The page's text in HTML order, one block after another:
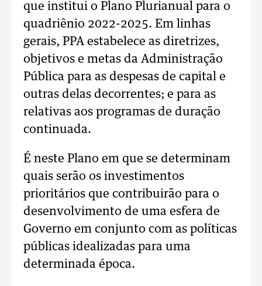
que institui o Plano Plurianual para o
quadriênio 2022-2025. Em linhas
gerais, PPA estabelece as diretrizes,
objetivos e metas da Administração
Pública para as despesas de capital e
outras delas decorrentes; e para as
relativas aos programas de duração
continuada.
É neste Plano em que se determinam
quais serão os investimentos
prioritários que contribuirão para o
desenvolvimento de uma esfera de
Governo em conjunto com as políticas
públicas idealizadas para uma
determinada época.